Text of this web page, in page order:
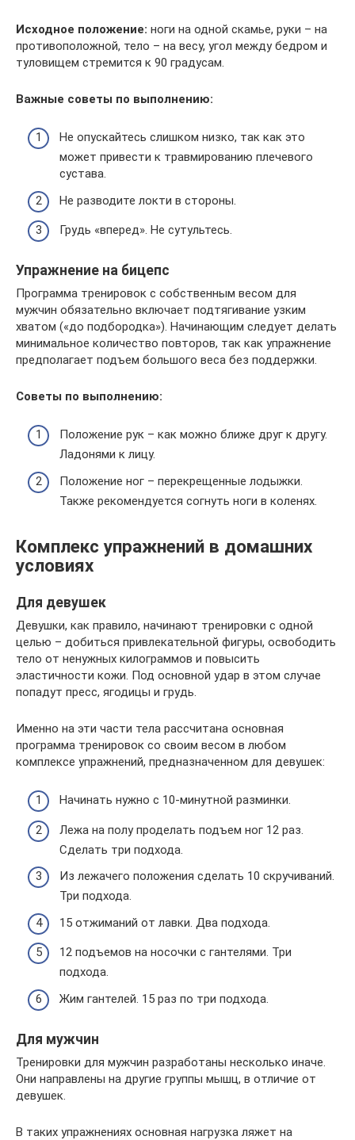
Исходное положение: ноги на одной скамье, руки – на
противоположной, тело – на весу, угол между бедром и
туловищем стремится к 90 градусам.
Важные советы по выполнению:
Не опускайтесь слишком низко, так как это
может привести к травмированию плечевого
сустава.
Не разводите локти в стороны.
Грудь «вперед». Не сутультесь.
Упражнение на бицепс
Программа тренировок с собственным весом для
мужчин обязательно включает подтягивание узким
хватом («до подбородка»). Начинающим следует делать
минимальное количество повторов, так как упражнение
предполагает подъем большого веса без поддержки.
Советы по выполнению:
Положение рук – как можно ближе друг к другу.
Ладонями к лицу.
Положение ног – перекрещенные лодыжки.
Также рекомендуется согнуть ноги в коленях.
Комплекс упражнений в домашних
условиях
Для девушек
Девушки, как правило, начинают тренировки с одной
целью – добиться привлекательной фигуры, освободить
тело от ненужных килограммов и повысить
эластичности кожи. Под основной удар в этом случае
попадут пресс, ягодицы и грудь.
Именно на эти части тела рассчитана основная
программа тренировок со своим весом в любом
комплексе упражнений, предназначенном для девушек:
Начинать нужно с 10-минутной разминки.
Лежа на полу проделать подъем ног 12 раз.
Сделать три подхода.
Из лежачего положения сделать 10 скручиваний.
Три подхода.
15 отжиманий от лавки. Два подхода.
12 подъемов на носочки с гантелями. Три
подхода.
Жим гантелей. 15 раз по три подхода.
Для мужчин
Тренировки для мужчин разработаны несколько иначе.
Они направлены на другие группы мышц, в отличие от
девушек.
В таких упражнениях основная нагрузка ляжет на